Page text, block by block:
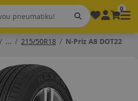
0
215/50R18 N-Priz A8 DOT22